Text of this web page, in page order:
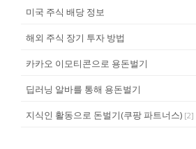
미국 주식 배당 정보
해외 주식 장기 투자 방법
카카오 이모티콘으로 용돈벌기
딥러닝 알바를 통해 용돈벌기
지식인 활동으로 돈벌기(쿠팡 파트너스) [2]